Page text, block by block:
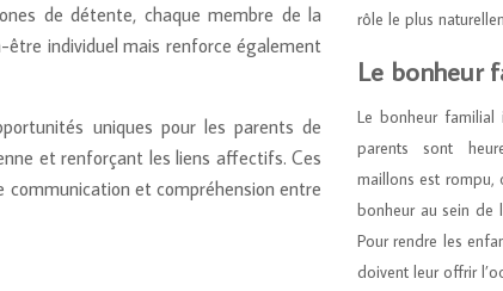
de détente, chaque membre de la
individuel mais renforce également
uniques pour les parents de
et renforçant les liens affectifs. Ces
communication et compréhension entre
rôle le plus
Le bonheur
Le bonheur familial
parents sont
maillons est rompu,
bonheur au sein de
Pour rendre les
doivent leur offrir